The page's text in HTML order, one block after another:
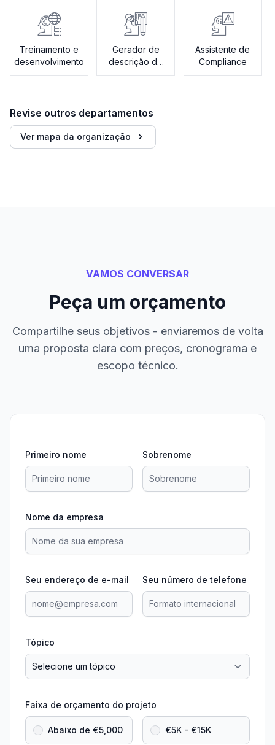
Treinamento e
desenvolvimento
Gerador de
descrição de
cargo
Assistente de
Compliance
Revise outros departamentos
Ver mapa da organização
VAMOS CONVERSAR
Peça um orçamento
Compartilhe seus objetivos - enviaremos de volta
uma proposta clara com preços, cronograma e
escopo técnico.
Primeiro nome Sobrenome
Nome da empresa
Seu endereço de e-mail Seu número de telefone
Tópico
Faixa de orçamento do projeto
Abaixo de €5,000 €5K - €15K